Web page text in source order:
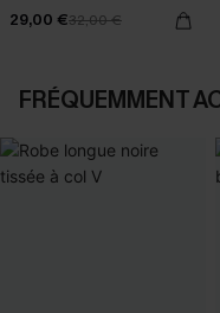
29,00 €32,00 €
FRÉQUEMMENT